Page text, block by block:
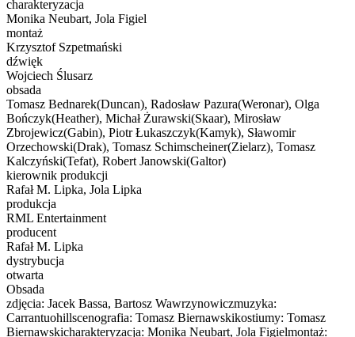
charakteryzacja
Monika Neubart, Jola Figiel
montaż
Krzysztof Szpetmański
dźwięk
Wojciech Ślusarz
obsada
Tomasz Bednarek(Duncan), Radosław Pazura(Weronar), Olga
Bończyk(Heather), Michał Żurawski(Skaar), Mirosław
Zbrojewicz(Gabin), Piotr Łukaszczyk(Kamyk), Sławomir
Orzechowski(Drak), Tomasz Schimscheiner(Zielarz), Tomasz
Kalczyński(Tefat), Robert Janowski(Galtor)
kierownik produkcji
Rafał M. Lipka, Jola Lipka
produkcja
RML Entertainment
producent
Rafał M. Lipka
dystrybucja
otwarta
Obsada
zdjęcia: Jacek Bassa, Bartosz Wawrzynowiczmuzyka:
Carrantuohillscenografia: Tomasz Biernawskikostiumy: Tomasz
Biernawskicharakteryzacja: Monika Neubart, Jola Figielmontaż: